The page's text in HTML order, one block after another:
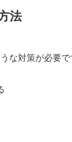
法
な対策が必要で